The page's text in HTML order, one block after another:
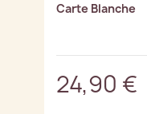
Carte Blanche
24,90 €